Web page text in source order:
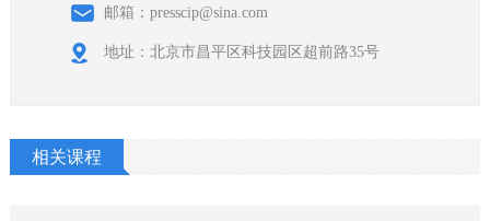
邮箱：presscip@sina.com
地址：北京市昌平区科技园区超前路35号
相关课程